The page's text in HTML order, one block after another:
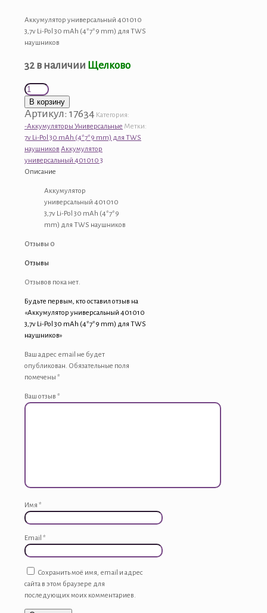
Аккумулятор универсальный 401010
3,7v Li-Pol 30 mAh (4*7*9 mm) для TWS
наушников
32 в наличии Щелково
Количество
товара
Аккумулятор
универсальный
401010
Pol
наушников
В корзину
Артикул: 17634 Категория:
-Аккумуляторы Универсальные Метки:
7v Li-Pol 30 mAh (4*7*9 mm) для TWS
наушников Аккумулятор
универсальный 401010 3
Описание
Аккумулятор
универсальный 401010
3,7v Li-Pol 30 mAh (4*7*9
mm) для TWS наушников
Отзывы 0
Отзывы
Отзывов пока нет.
Будьте первым, кто оставил отзыв на
«Аккумулятор универсальный 401010
3,7v Li-Pol 30 mAh (4*7*9 mm) для TWS
наушников»
Ваш адрес email не будет
опубликован. Обязательные поля
помечены *
Ваш отзыв *
Имя *
Email *
Сохранить моё имя, email и адрес
сайта в этом браузере для
последующих моих комментариев.